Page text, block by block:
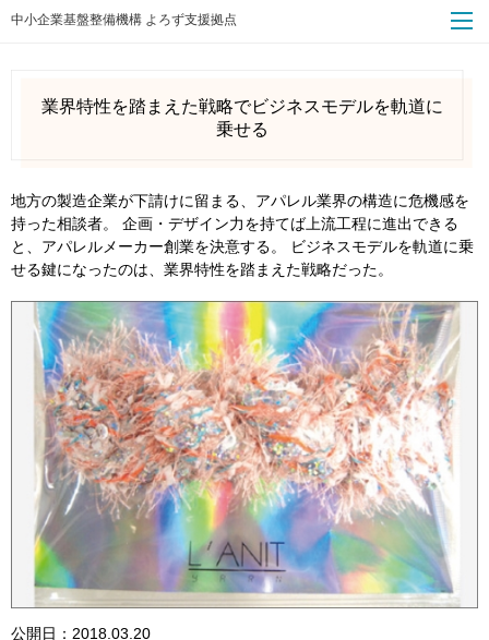
中小企業基盤整備機構 よろず支援拠点
業界特性を踏まえた戦略でビジネスモデルを軌道に
乗せる
地方の製造企業が下請けに留まる、アパレル業界の構造に危機感を
持った相談者。 企画・デザイン力を持てば上流工程に進出できる
と、アパレルメーカー創業を決意する。 ビジネスモデルを軌道に乗
せる鍵になったのは、業界特性を踏まえた戦略だった。
公開日： 2018.03.20